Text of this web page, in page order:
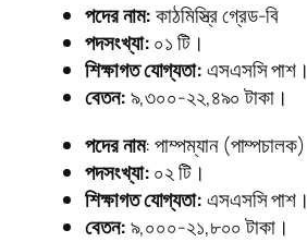
পদের নাম:কাঠমিস্ত্রি গ্রেড-বি
পদসংখ্যা:০১ টি।
শিক্ষাগত যোগ্যতা:এসএসসি পাশ।
বেতন:৯,৩০০-২২,৪৯০ টাকা।
পদের নাম: পাম্পম্যান (পাম্পচালক)
পদসংখ্যা:০২ টি।
শিক্ষাগত যোগ্যতা:এসএসসি পাশ।
বেতন:৯,০০০-২১,৮০০ টাকা।